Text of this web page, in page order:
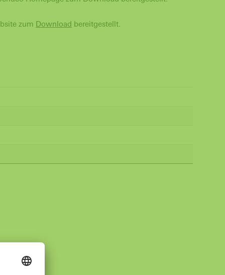
zum Download bereitgestellt.